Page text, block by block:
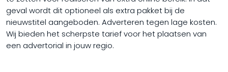
geval wordt dit optioneel als extra pakket bij de
nieuwstitel aangeboden. Adverteren tegen lage kosten.
Wij bieden het scherpste tarief voor het plaatsen van
een advertorial in jouw regio.